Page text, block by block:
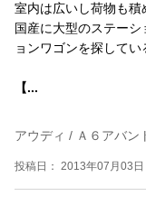
室内は広いし荷物も積
国産に大型のステー
ョンワゴンを探してい
【...
アウディ / Ａ６アバン
投稿日： 2013年07月03日